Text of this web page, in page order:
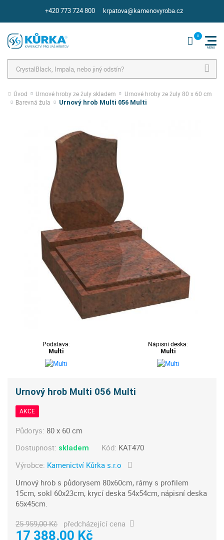
+420 773 724 800 krpatova@kamenovyroba.cz
Úvod Urnové hroby ze žuly skladem
Urnové hroby ze žuly 80 x 60 cm
Barevná žula
Urnový hrob Multi 056 Multi
Podstava:
Multi
Nápisní deska:
Multi
Urnový hrob Multi 056 Multi
AKCE
Půdorys: 80 x 60 cm
Dostupnost: skladem Kód: KAT470
Výrobce: Kamenictví Kůrka s.r.o
Urnový hrob s půdorysem 80x60cm, rámy s profilem
15cm, sokl 60x23cm, krycí deska 54x54cm, nápisní deska
65x45cm.
25 959,00 Kč předcházející cena
17 388,00 Kč